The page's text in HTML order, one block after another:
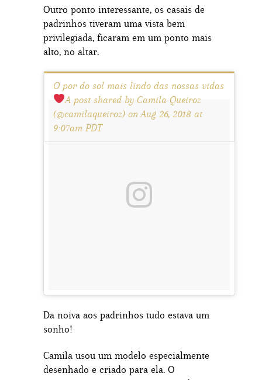
Outro ponto interessante, os casais de
padrinhos tiveram uma vista bem
privilegiada, ficaram em um ponto mais
alto, no altar.
O por do sol mais lindo das nossas vidas
A post shared by Camila Queiroz
(@camilaqueiroz) on Aug 26, 2018 at
9:07am PDT
Da noiva aos padrinhos tudo estava um
sonho!
Camila usou um modelo especialmente
desenhado e criado para ela. O